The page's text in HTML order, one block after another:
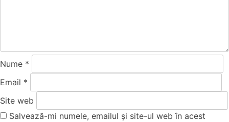
Nume *
Email *
Site web
Salvează-mi numele, emailul și site-ul web în acest